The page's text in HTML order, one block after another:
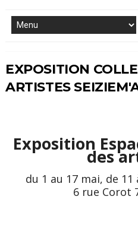
EXPOSITION
ARTISTES
Exposition
des
du 1 au 17 mai, de
6 rue Corot